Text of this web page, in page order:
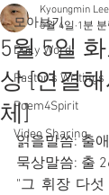
모아보기
Daily Word
Pastor's Writings
Poem4Spirit
Video Sharing
5월 5일
상 [연결
체]
Kyoungmin Lee
5월 4일 1분
읽을말씀: 출
묵상말씀: 출
"그 휘장 다